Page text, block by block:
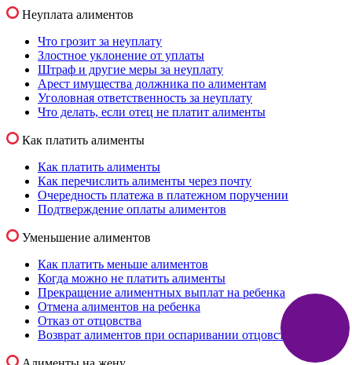
Неуплата алиментов
Что грозит за неуплату
Злостное уклонение от уплаты
Штраф и другие меры за неуплату
Арест имущества должника по алиментам
Уголовная ответственность за неуплату
Что делать, если отец не платит алименты
Как платить алименты
Как платить алименты
Как перечислить алименты через почту
Очередность платежа в платежном поручении
Подтверждение оплаты алиментов
Уменьшение алиментов
Как платить меньше алиментов
Когда можно не платить алименты
Прекращение алиментных выплат на ребенка
Отмена алиментов на ребенка
Отказ от отцовства
Возврат алиментов при оспаривании отцовства